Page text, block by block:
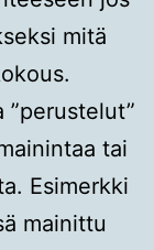
mitä
”perustelut”
tai
Esimerkki
mainittu